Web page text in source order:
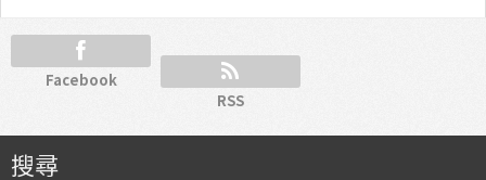
Facebook
RSS
搜尋